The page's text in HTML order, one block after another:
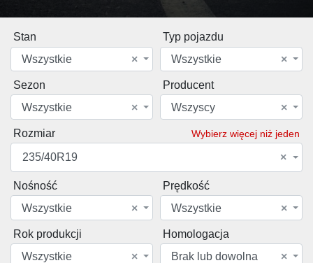
Stan
×
Wszystkie
Typ pojazdu
×
Wszystkie
Sezon
×
Wszystkie
Producent
×
Wszyscy
Rozmiar Wybierz więcej niż jeden
×
235/40R19
Nośność
×
Wszystkie
Prędkość
×
Wszystkie
Rok produkcji
×
Wszystkie
Homologacja
×
Brak lub dowolna